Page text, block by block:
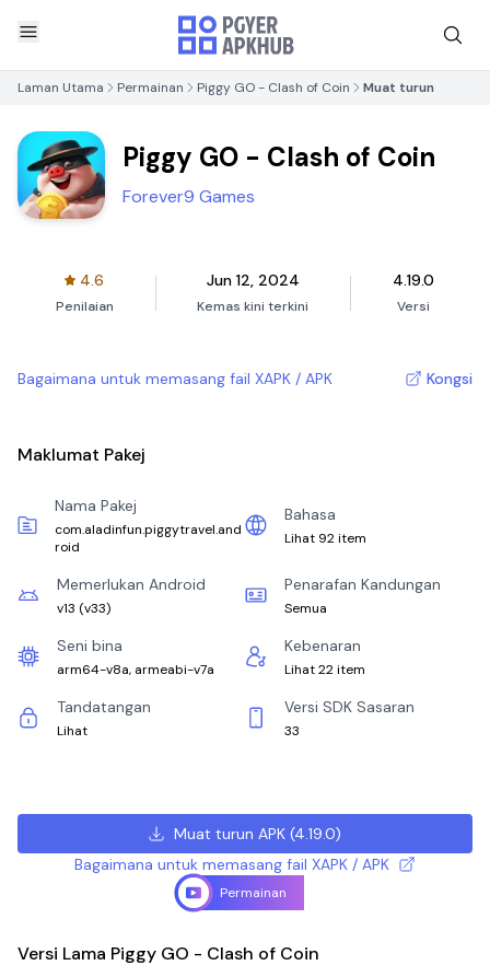
Laman Utama Permainan Piggy GO - Clash of Coin Muat turun
Piggy GO - Clash of Coin
Forever9 Games
4.6
Penilaian
Jun 12, 2024
Kemas kini terkini
4.19.0
Versi
Bagaimana untuk memasang fail XAPK / APK Kongsi
Maklumat Pakej
Nama Pakej
com.aladinfun.piggytravel.and
roid
Bahasa
Lihat 92 item
Memerlukan Android
v13 (v33)
Penarafan Kandungan
Semua
Seni bina
arm64-v8a, armeabi-v7a
Kebenaran
Lihat 22 item
Tandatangan
Lihat
Versi SDK Sasaran
33
Muat turun APK (4.19.0)
Bagaimana untuk memasang fail XAPK / APK
Permainan
Versi Lama Piggy GO - Clash of Coin